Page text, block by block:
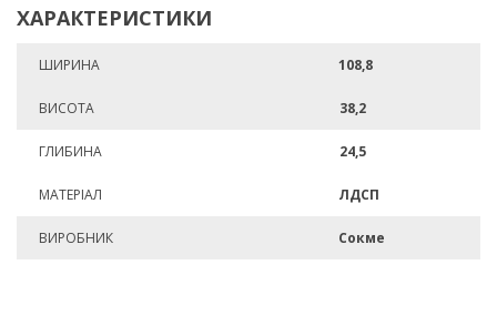
ХАРАКТЕРИСТИКИ
ШИРИНА 108,8
ВИСОТА 38,2
ГЛИБИНА 24,5
МАТЕРІАЛ ЛДСП
ВИРОБНИК Сокме